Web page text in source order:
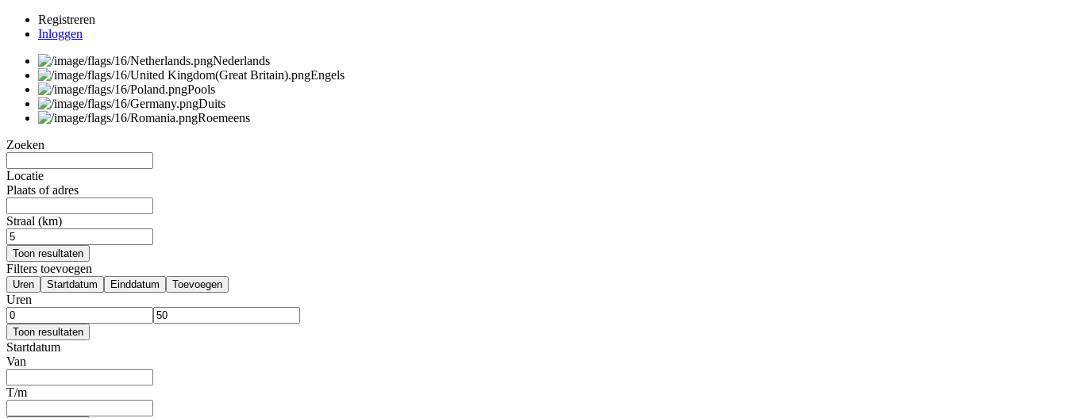
Registreren
Inloggen
Nederlands
Engels
Pools
Duits
Roemeens
Zoeken
Locatie
Plaats of adres
Straal (km)
Toon resultaten
Filters toevoegen
Uren Startdatum Einddatum Toevoegen
Uren
Toon resultaten
Startdatum
Van
T/m